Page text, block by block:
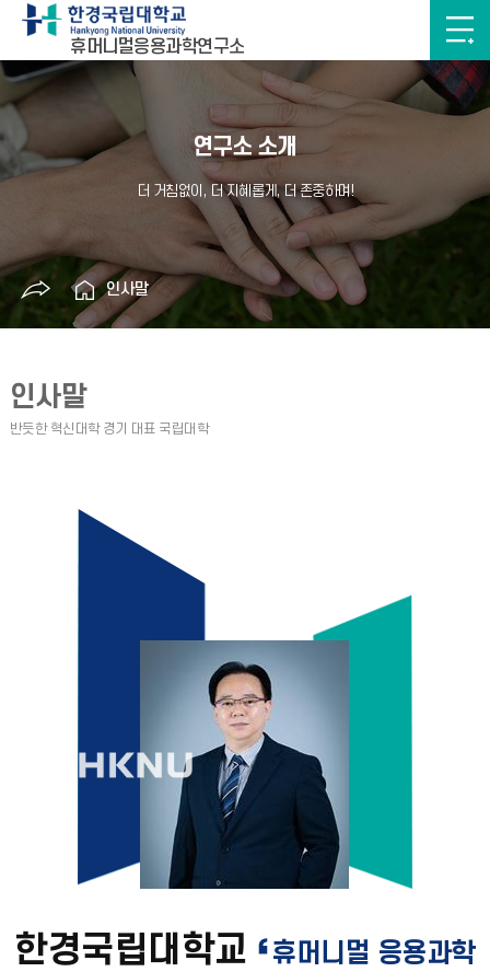
휴머니멀응용과학연구소
연구소 소개
인사말
인사말
한경국립대학교
휴머니멀 응용과학